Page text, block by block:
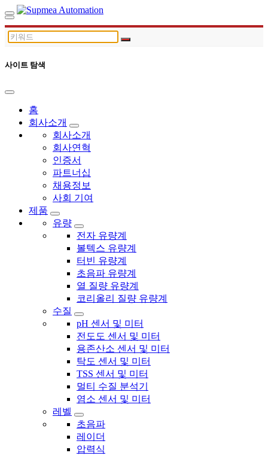
사이트 탐색
홈
회사소개
회사소개
회사연혁
인증서
파트너십
채용정보
사회 기여
제품
유량
전자 유량계
볼텍스 유량계
터빈 유량계
초음파 유량계
열 질량 유량계
코리올리 질량 유량계
수질
pH 센서 및 미터
전도도 센서 및 미터
용존산소 센서 및 미터
탁도 센서 및 미터
TSS 센서 및 미터
멀티 수질 분석기
염소 센서 및 미터
레벨
초음파
레이더
압력식